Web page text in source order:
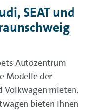
SEAT und
Autozentrum
Modelle der
Volkwagen mieten.
bieten Ihnen